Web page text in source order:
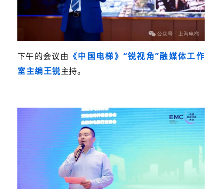
下午的会议由 《中国电梯》“锐视角”融媒体工作
室主编王锐主持。